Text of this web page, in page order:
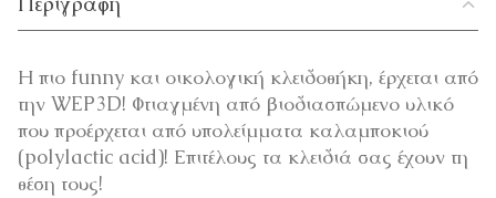
Η πιο funny και οικολογική κλειδοθήκη, έρχεται από
την WEP3D! Φτιαγμένη από βιοδιασπώμενο υλικό
που προέρχεται από υπολείμματα καλαμποκιού
(polylactic acid)! Επιτέλους τα κλειδιά σας έχουν τη
θέση τους!